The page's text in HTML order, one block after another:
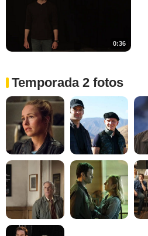
0:36
Temporada 2 fotos